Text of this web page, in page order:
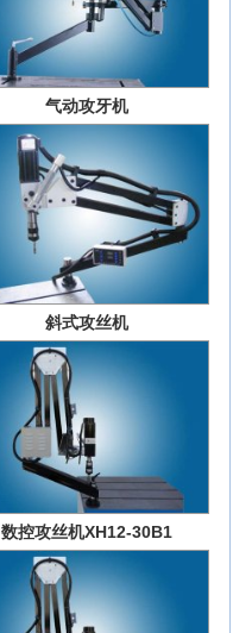
气动攻牙机
斜式攻丝机
数控攻丝机XH12-30B1